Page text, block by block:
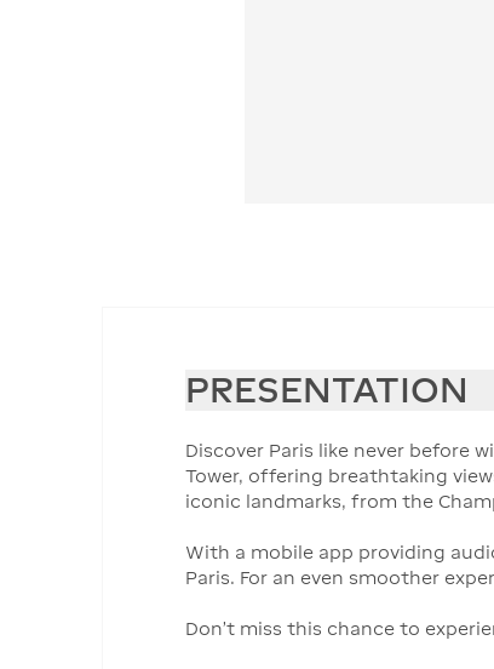
PRESENTATION
Discover Paris like never before
Tower, offering breathtaking
iconic landmarks, from the
With a mobile app providing
Paris. For an even smoother
Don’t miss this chance to